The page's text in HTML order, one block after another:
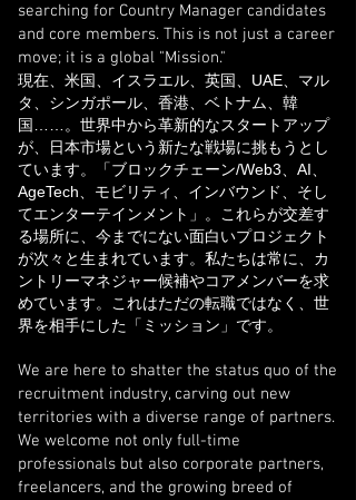
searching for Country Manager candidates
and core members. This is not just a career
move; it is a global "Mission."
現在、米国、イスラエル、英国、UAE、マル
タ、シンガポール、香港、ベトナム、韓
国……。世界中から革新的なスタートアップ
が、日本市場という新たな戦場に挑もうとし
ています。「ブロックチェーン/Web3、AI、
AgeTech、モビリティ、インバウンド、そし
てエンターテインメント」。これらが交差す
る場所に、今までにない面白いプロジェクト
が次々と生まれています。私たちは常に、カ
ントリーマネジャー候補やコアメンバーを求
めています。これはただの転職ではなく、世
界を相手にした「ミッション」です。
We are here to shatter the status quo of the
recruitment industry, carving out new
territories with a diverse range of partners.
We welcome not only full-time
professionals but also corporate partners,
freelancers, and the growing breed of